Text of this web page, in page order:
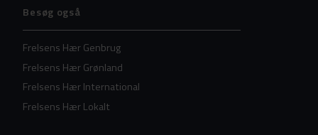
Besøg også
Frelsens Hær Genbrug
Frelsens Hær Grønland
Frelsens Hær International
Frelsens Hær Lokalt